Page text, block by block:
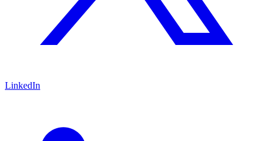
LinkedIn